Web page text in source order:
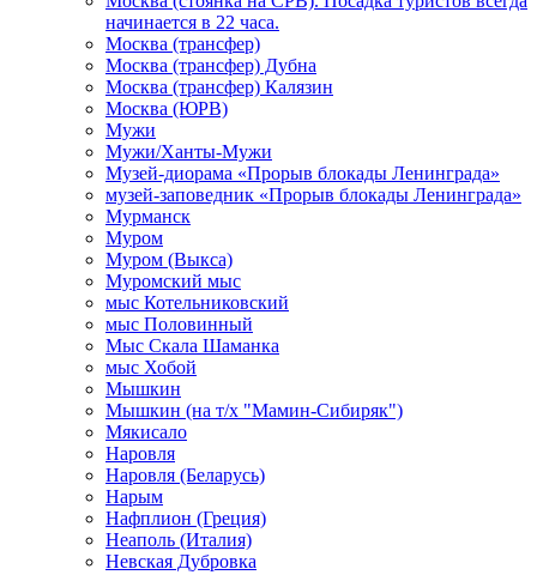
начинается в 22 часа.
Москва (трансфер)
Москва (трансфер) Дубна
Москва (трансфер) Калязин
Москва (ЮРВ)
Мужи
Мужи/Ханты-Мужи
Музей-диорама «Прорыв блокады Ленинграда»
музей-заповедник «Прорыв блокады Ленинграда»
Мурманск
Муром
Муром (Выкса)
Муромский мыс
мыс Котельниковский
мыс Половинный
Мыс Скала Шаманка
мыс Хобой
Мышкин
Мышкин (на т/х "Мамин-Сибиряк")
Мякисало
Наровля
Наровля (Беларусь)
Нарым
Нафплион (Греция)
Неаполь (Италия)
Невская Дубровка